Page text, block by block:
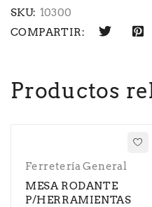
SKU: 10300
COMPARTIR:
Productos
Ferretería General
MESA RODANTE
P/HERRAMIENTAS